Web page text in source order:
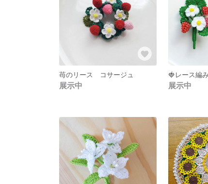
苺のリース コサージュ
展示中 展示中